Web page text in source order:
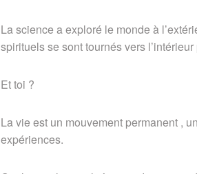
La science a exploré le monde à
spirituels se sont tournés vers
Et toi ?
La vie est un mouvement permanent ,
expériences.